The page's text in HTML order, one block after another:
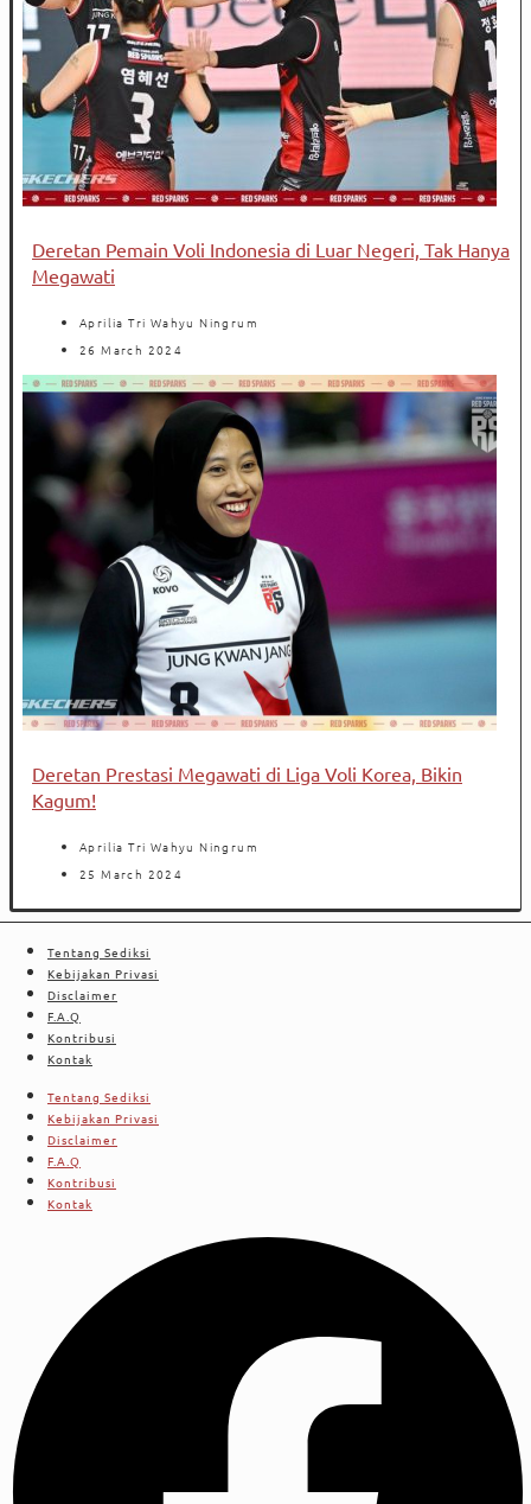
Deretan Pemain Voli Indonesia di Luar Negeri, Tak Hanya
Megawati
Aprilia Tri Wahyu Ningrum
26 March 2024
Deretan Prestasi Megawati di Liga Voli Korea, Bikin
Kagum!
Aprilia Tri Wahyu Ningrum
25 March 2024
Tentang Sediksi
Kebijakan Privasi
Disclaimer
F.A.Q
Kontribusi
Kontak
Tentang Sediksi
Kebijakan Privasi
Disclaimer
F.A.Q
Kontribusi
Kontak